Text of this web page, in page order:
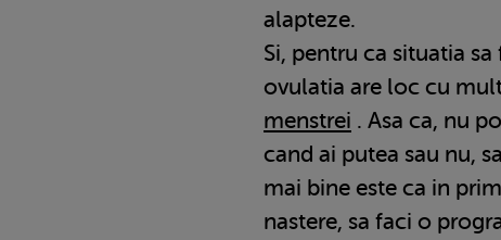
alapteze.
Si, pentru ca situatia
ovulatia are loc cu
menstrei . Asa ca, nu
cand ai putea sau nu,
mai bine este ca in
nastere, sa faci o